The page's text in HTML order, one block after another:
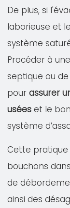
De plus, si
laborieuse et
système
Procéder à
septique ou
pour assurer
usées et le
système
Cette
bouchons
de
ainsi des